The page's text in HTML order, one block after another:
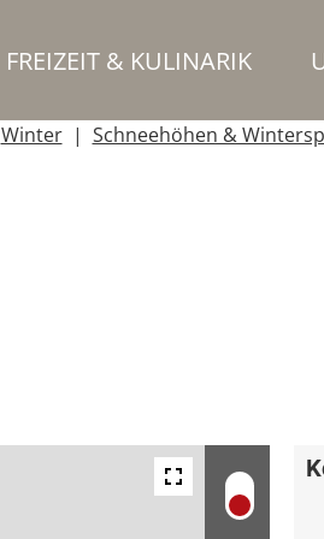
FREIZEIT & KULINARIK
Winter Schneehöhen &